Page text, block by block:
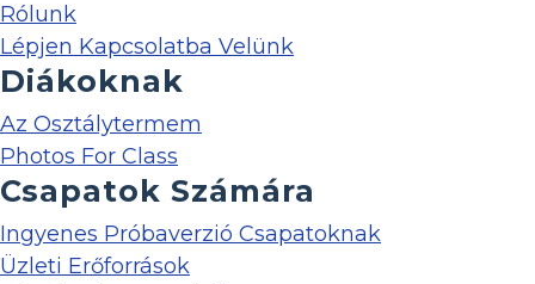
Rólunk
Lépjen Kapcsolatba Velünk
Diákoknak
Az Osztálytermem
Photos For Class
Csapatok Számára
Ingyenes Próbaverzió Csapatoknak
Üzleti Erőforrások